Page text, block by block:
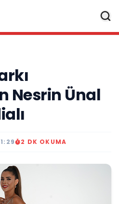
Nesrin Ünal
2 DK OKUMA